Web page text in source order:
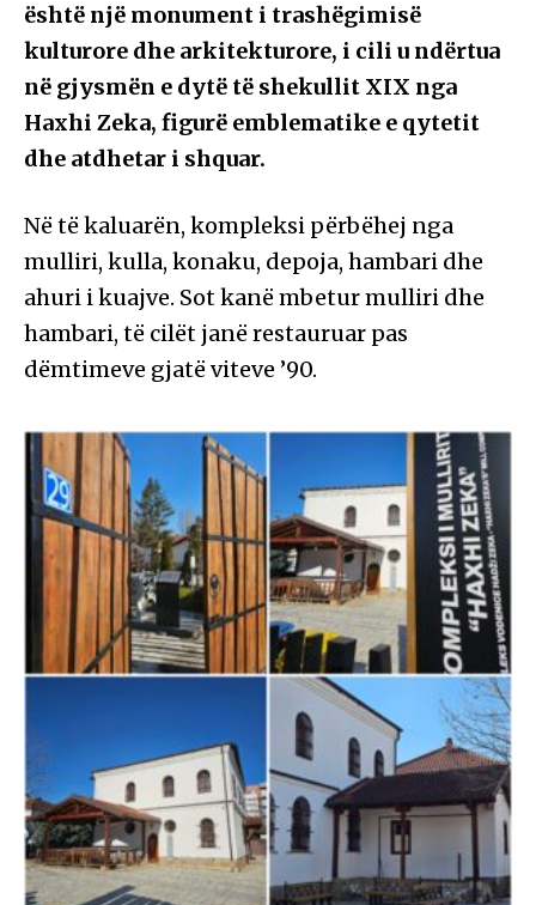
është një monument i trashëgimisë
kulturore dhe arkitekturore, i cili u ndërtua
në gjysmën e dytë të shekullit XIX nga
Haxhi Zeka, figurë emblematike e qytetit
dhe atdhetar i shquar.
Në të kaluarën, kompleksi përbëhej nga
mulliri, kulla, konaku, depoja, hambari dhe
ahuri i kuajve. Sot kanë mbetur mulliri dhe
hambari, të cilët janë restauruar pas
dëmtimeve gjatë viteve ’90.